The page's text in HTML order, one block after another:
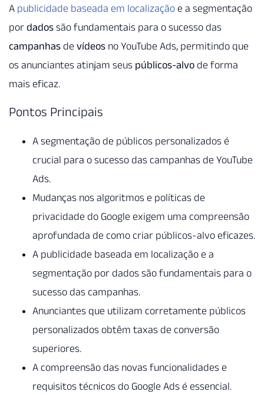
A publicidade baseada em localização e a segmentação
por dados são fundamentais para o sucesso das
campanhas de vídeos no YouTube Ads, permitindo que
os anunciantes atinjam seus públicos-alvo de forma
mais eficaz.
Pontos Principais
A segmentação de públicos personalizados é
crucial para o sucesso das campanhas de YouTube
Ads.
Mudanças nos algoritmos e políticas de
privacidade do Google exigem uma compreensão
aprofundada de como criar públicos-alvo eficazes.
A publicidade baseada em localização e a
segmentação por dados são fundamentais para o
sucesso das campanhas.
Anunciantes que utilizam corretamente públicos
personalizados obtêm taxas de conversão
superiores.
A compreensão das novas funcionalidades e
requisitos técnicos do Google Ads é essencial.